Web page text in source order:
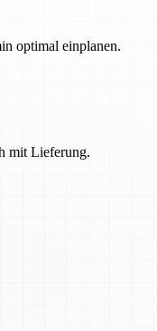
optimal einplanen.
mit Lieferung.